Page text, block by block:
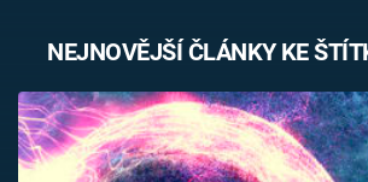
Témata
Témata
NEJNOVĚJŠÍ ČLÁNKY KE